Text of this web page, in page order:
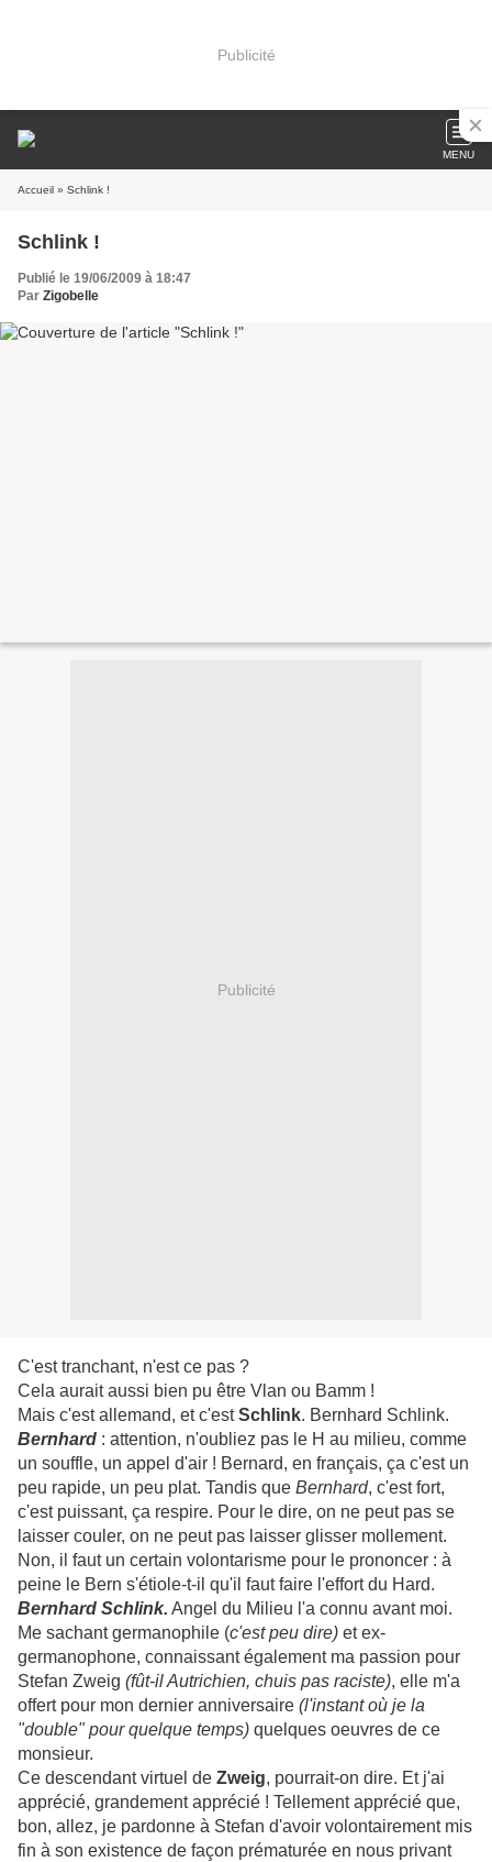
Publicité
MENU
Accueil » Schlink !
Schlink !
Publié le 19/06/2009 à 18:47
Par Zigobelle
Publicité
C'est tranchant, n'est ce pas ?
Cela aurait aussi bien pu être Vlan ou Bamm !
Mais c'est allemand, et c'estSchlink. Bernhard Schlink.
Bernhard : attention, n'oubliez pas le H au milieu, comme
un souffle, un appel d'air ! Bernard, en français, ça c'est un
peu rapide, un peu plat. Tandis que Bernhard, c'est fort,
c'est puissant, ça respire. Pour le dire, on ne peut pas se
laisser couler, on ne peut pas laisser glisser mollement.
Non, il faut un certain volontarisme pour le prononcer : à
peine le Bern s'étiole-t-il qu'il faut faire l'effort du Hard.
Bernhard Schlink. Angel du Milieu l'a connu avant moi.
Me sachant germanophile (c'est peu dire) et ex-
germanophone, connaissant également ma passion pour
Stefan Zweig (fût-il Autrichien, chuis pas raciste), elle m'a
offert pour mon dernier anniversaire (l'instant où je la
"double" pour quelque temps) quelques oeuvres de ce
monsieur.
Ce descendant virtuel de Zweig, pourrait-on dire. Et j'ai
apprécié, grandement apprécié ! Tellement apprécié que,
bon, allez, je pardonne à Stefan d'avoir volontairement mis
fin à son existence de façon prématurée en nous privant